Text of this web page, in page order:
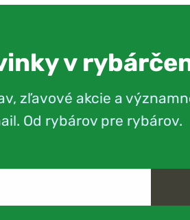
v
zľavové akcie a
Od rybárov pre rybárov.